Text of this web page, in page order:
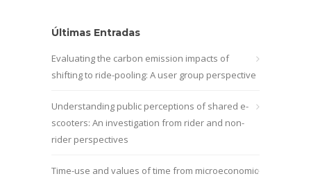
Últimas Entradas
Evaluating the carbon emission impacts of
shifting to ride-pooling: A user group perspective
Understanding public perceptions of shared e-
scooters: An investigation from rider and non-
rider perspectives
Time-use and values of time from microeconomic